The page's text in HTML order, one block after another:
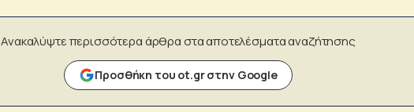
Ανακαλύψτε περισσότερα άρθρα στα αποτελέσματα αναζήτησης
Προσθήκη του ot.gr στην Google